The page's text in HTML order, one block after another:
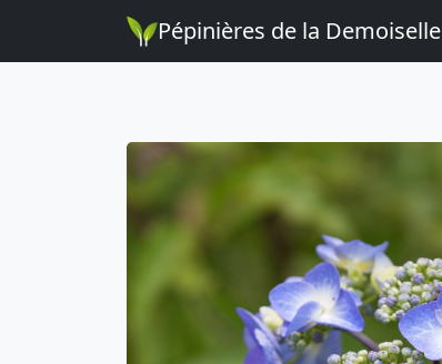
Pépinières de la Demoiselle